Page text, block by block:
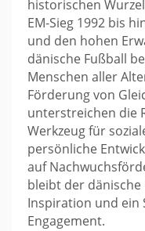
historischen
EM-Sieg 1992 bis
und den hohen
dänische Fußball
Menschen aller
Förderung von
unterstreichen die
Werkzeug für
persönliche
auf
bleibt der dänische
Inspiration und ein
Engagement.